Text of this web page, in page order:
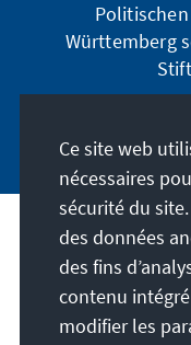
Württemberg
Adresse
Contact
Ce site web
nécessaires
sécurité du
des données
des fins
contenu
modifier les